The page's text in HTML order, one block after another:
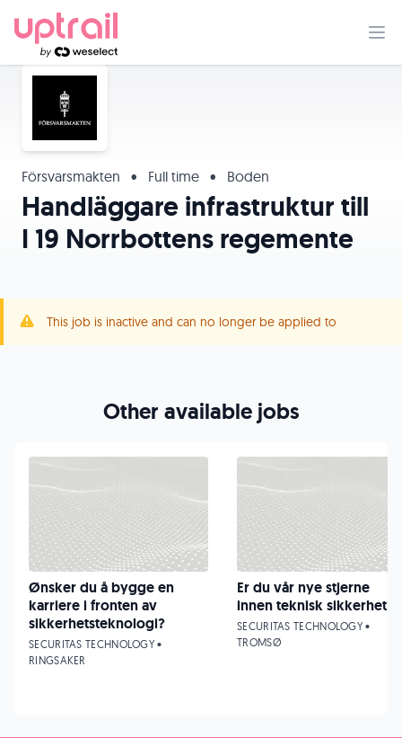
Försvarsmakten • Full time • Boden
Handläggare infrastruktur till
I 19 Norrbottens regemente
This job is inactive and can no longer be applied to
Other available jobs
Ønsker du å bygge en
karriere i fronten av
sikkerhetsteknologi?
SECURITAS TECHNOLOGY •
RINGSAKER
Er du vår nye stjerne
innen teknisk sikkerhet?
SECURITAS TECHNOLOGY •
TROMSØ